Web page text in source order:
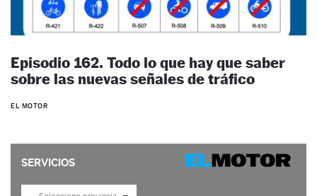
Episodio 162. Todo lo que hay que saber
sobre las nuevas señales de tráfico
EL MOTOR